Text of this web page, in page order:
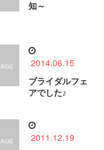
知～
2014.06.15
ブライダルフェ
アでした♪
2011.12.19